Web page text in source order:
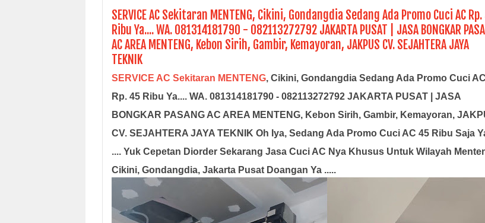
SERVICE AC Sekitaran MENTENG, Cikini, Gondangdia Sedang Ada Promo Cuci AC
Ribu Ya.... WA. 081314181790 - 082113272792 JAKARTA PUSAT | JASA BONGKAR
AC AREA MENTENG, Kebon Sirih, Gambir, Kemayoran, JAKPUS CV. SEJAHTERA JAYA
TEKNIK
SERVICE AC Sekitaran MENTENG, Cikini, Gondangdia Sedang Ada Promo Cuci AC
Rp. 45 Ribu Ya.... WA. 081314181790 - 082113272792 JAKARTA PUSAT | JASA
BONGKAR PASANG AC AREA MENTENG, Kebon Sirih, Gambir, Kemayoran,
CV. SEJAHTERA JAYA TEKNIK Oh Iya, Sedang Ada Promo Cuci AC 45 Ribu Saja
.... Yuk Cepetan Diorder Sekarang Jasa Cuci AC Nya Khusus Untuk Wilayah
Cikini, Gondangdia, Jakarta Pusat Doangan Ya .....